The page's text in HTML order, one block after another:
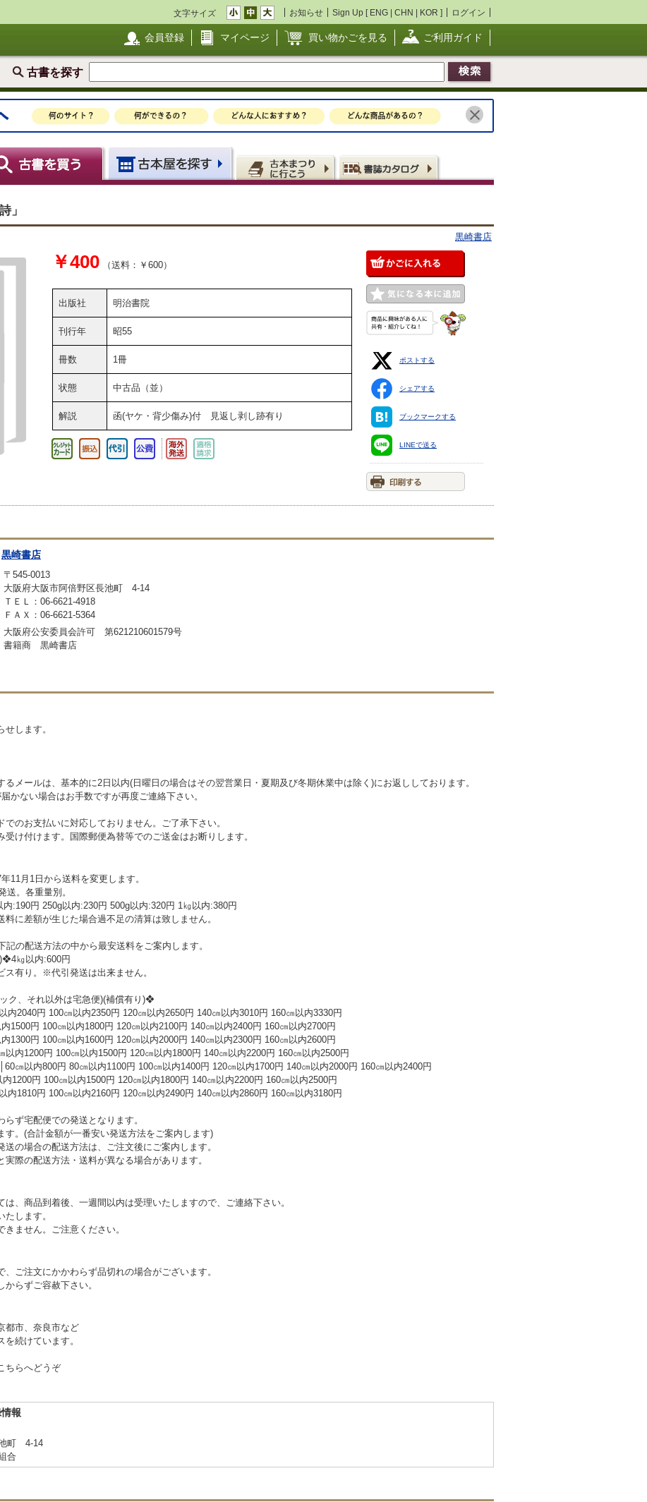
文字サイズ お知らせ Sign Up [ ENG | CHN | KOR ] ログイン
会員登録 マイページ 買い物かごを見る ご利用ガイド
古書を探す
」
黒崎書店
￥400 （送料：￥600）
出版社 明治書院
刊行年 昭55
冊数 1冊
状態 中古品（並）
解説 函(ヤケ・背少傷み)付 見返し剥し跡有り
ポストする
シェアする
ブックマークする
LINEで送る
黒崎書店
〒545-0013
大阪府大阪市阿倍野区長池町 4-14
ＴＥＬ：06-6621-4918
ＦＡＸ：06-6621-5364
大阪府公安委員会許可 第621210601579号
書籍商 黒崎書店
らせします。
メールは、基本的に2日以内(日曜日の場合はその翌営業日・夏期及び冬期休業中は除く)にお返ししております。
かない場合はお手数ですが再度ご連絡下さい。
のお支払いに対応しておりません。ご了承下さい。
け付けます。国際郵便為替等でのご送金はお断りします。
11月1日から送料を変更します。
。各重量別。
:190円 250g以内:230円 500g以内:320円 1㎏以内:380円
に差額が生じた場合過不足の清算は致しません。
の配送方法の中から最安送料をご案内します。
㎏以内:600円
有り。※代引発送は出来ません。
ク、それ以外は宅急便)(補償有り)❖
2040円 100㎝以内2350円 120㎝以内2650円 140㎝以内3010円 160㎝以内3330円
円 100㎝以内1800円 120㎝以内2100円 140㎝以内2400円 160㎝以内2700円
円 100㎝以内1600円 120㎝以内2000円 140㎝以内2300円 160㎝以内2600円
内1200円 100㎝以内1500円 120㎝以内1800円 140㎝以内2200円 160㎝以内2500円
㎝以内800円 80㎝以内1100円 100㎝以内1400円 120㎝以内1700円 140㎝以内2000円 160㎝以内2400円
円 100㎝以内1500円 120㎝以内1800円 140㎝以内2200円 160㎝以内2500円
円 100㎝以内2160円 120㎝以内2490円 140㎝以内2860円 160㎝以内3180円
ず宅配便での発送となります。
す。(合計金額が一番安い発送方法をご案内します)
送の場合の配送方法は、ご注文後にご案内します。
実際の配送方法・送料が異なる場合があります。
、商品到着後、一週間以内は受理いたしますので、ご連絡下さい。
します。
ません。ご注意ください。
ご注文にかかわらず品切れの場合がございます。
らずご容赦下さい。
都市、奈良市など
続けています。
ちらへどうぞ
報
池町 4-14
合